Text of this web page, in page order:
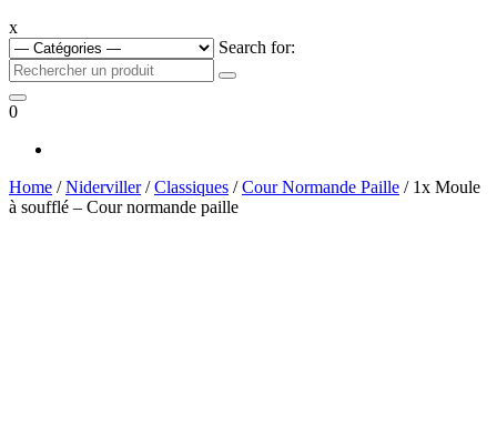
x
Search for:
0
Home /Niderviller/Classiques /Cour Normande Paille / 1x Moule
à soufflé – Cour normande paille